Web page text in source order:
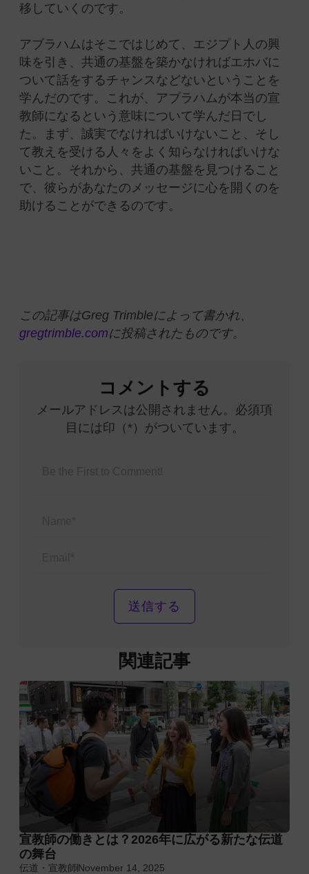
移していくのです。
アブラハムはそこではじめて、エジプト人の興
味を引き、共通の基盤を築かなければエホバに
ついて話をするチャンスなどないということを
学んだのです。これが、アブラハムが本当の宣
教師になるという意味について学んだ日でし
た。まず、誠実でなければいけないこと、そし
て教えを受ける人々をよく知らなければいけな
いこと。それから、共通の基盤を見つけること
で、彼らがあなたのメッセージに心を開くのを
助けることができるのです。
この記事はGreg Trimbleによって書かれ、
gregtrimble.comに投稿されたものです。
コメントする
メールアドレスは公開されません。必須項
目には印（*）がついています。
関連記事
宣教師の働きとは？2026年に広がる新たな伝道
の舞台
伝道・宣教師November 14, 2025